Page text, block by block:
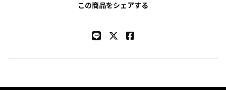
この商品をシェアする